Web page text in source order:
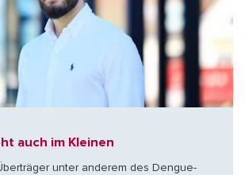
auch im Kleinen
unter anderem des Dengue-